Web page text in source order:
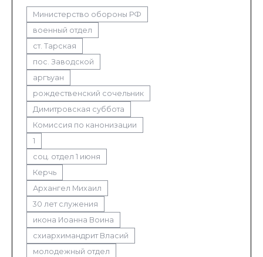
Министерство обороны РФ
военный отдел
ст. Тарская
пос. Заводской
аргъуан
рождественский сочельник
Димитровская суббота
Комиссия по канонизации
1
соц. отдел 1 июня
Керчь
Архангел Михаил
30 лет служения
икона Иоанна Воина
схиархимандрит Власий
молодежный отдел